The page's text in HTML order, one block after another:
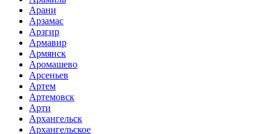
Арани
Арзамас
Арзгир
Армавир
Армянск
Аромашево
Арсеньев
Артем
Артемовск
Арти
Архангельск
Архангельское